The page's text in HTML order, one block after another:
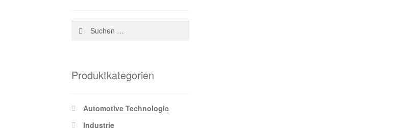
Suchen
nach:
Produktkategorien
Automotive Technologie
Industrie